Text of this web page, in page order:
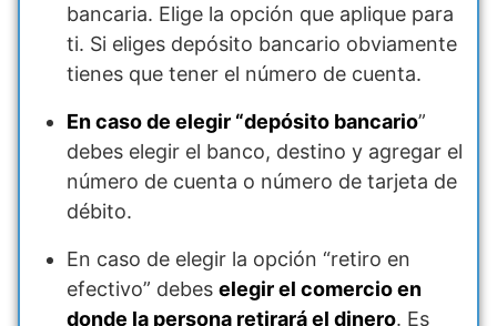
bancaria. Elige la opción que aplique para
ti. Si eliges depósito bancario obviamente
tienes que tener el número de cuenta.
En caso de elegir “depósito bancario”
debes elegir el banco, destino y agregar el
número de cuenta o número de tarjeta de
débito.
En caso de elegir la opción “retiro en
efectivo” debes elegir el comercio en
donde la persona retirará el dinero. Es